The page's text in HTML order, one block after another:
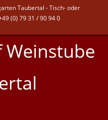
Taubertal - Tisch- oder
(0) 79 31 / 90 94 0
Weinstube